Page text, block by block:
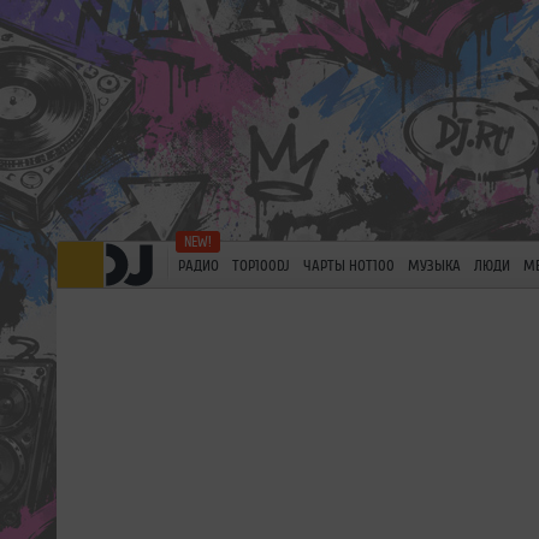
РАДИО TOP100DJ ЧАРТЫ HOT100 МУЗЫКА ЛЮДИ